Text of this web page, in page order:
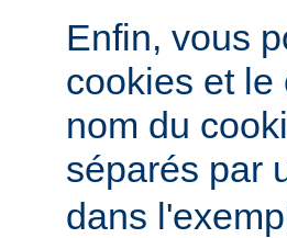
Enfin, vous
cookies et le
nom du
séparés par
dans